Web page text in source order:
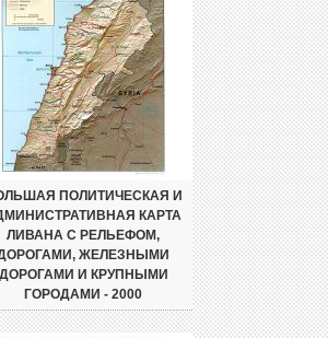
ПОЛИТИЧЕСКАЯ И
КАРТА
ЛИВАНА С РЕЛЬЕФОМ,
ЖЕЛЕЗНЫМИ
ДОРОГАМИ И КРУПНЫМИ
ГОРОДАМИ - 2000